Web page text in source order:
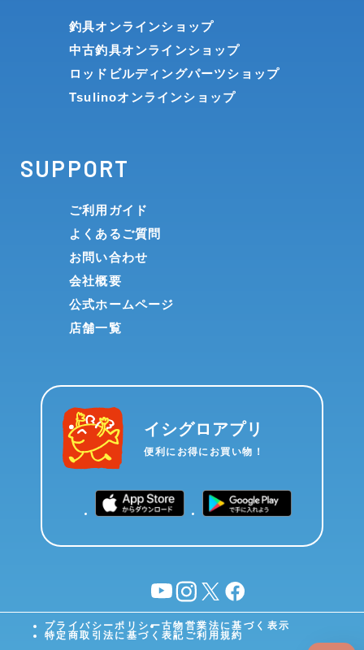
釣具オンラインショップ
中古釣具オンラインショップ
ロッドビルディングパーツショップ
Tsulinoオンラインショップ
SUPPORT
ご利用ガイド
よくあるご質問
お問い合わせ
会社概要
公式ホームページ
店舗一覧
イシグロアプリ
便利にお得にお買い物！
YouTubeinstagram
X facebook
プライバシーポリシー古物営業法に基づく表示
特定商取引法に基づく表記 ご利用規約